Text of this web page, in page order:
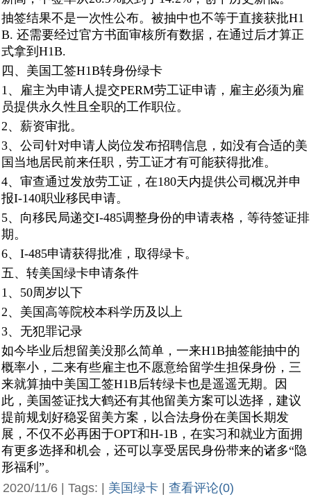
抽签结果不是一次性公布。被抽中也不等于直接获批H1
B. 还需要经过官方书面审核所有数据，在通过后才算正
式拿到H1B.
四、美国工签H1B转身份绿卡
1、雇主为申请人提交PERM劳工证申请，雇主必须为雇
员提供永久性且全职的工作职位。
2、薪资审批。
3、公司针对申请人岗位发布招聘信息，如没有合适的美
国当地居民前来任职，劳工证才有可能获得批准。
4、审查通过发放劳工证，在180天内提供公司概况并申
报I-140职业移民申请。
5、向移民局递交I-485调整身份的申请表格，等待签证排
期。
6、I-485申请获得批准，取得绿卡。
五、转美国绿卡申请条件
1、50周岁以下
2、美国高等院校本科学历及以上
3、无犯罪记录
如今毕业后想留美没那么简单，一来H1B抽签能抽中的
概率小，二来有些雇主也不愿意给留学生担保身份，三
来就算抽中美国工签H1B后转绿卡也是遥遥无期。因
此，美国签证找大鹤还有其他留美方案可以选择，建议
提前规划好稳妥留美方案，以合法身份在美国长期发
展，不仅不必再困于OPT和H-1B，在实习和就业方面拥
有更多选择和机会，还可以享受居民身份带来的诸多“隐
形福利”。
2020/11/6 | Tags: | 美国绿卡
查看评论(0)